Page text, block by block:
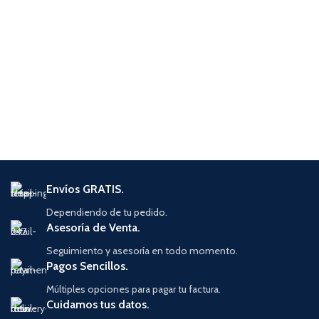
Envíos GRATIS.
Dependiendo de tu pedido.
Asesoría de Venta.
Seguimiento y asesoría en todo momento.
Pagos Sencillos.
Múltiples opciones para pagar tu factura.
Cuidamos tus datos.